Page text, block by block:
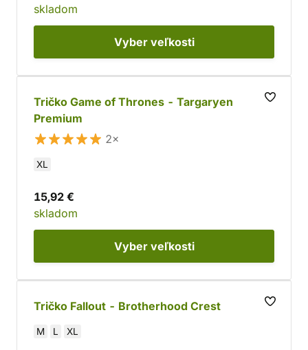
skladom
Vyber veľkosti
Tričko Game of Thrones - Targaryen
Premium
2×
XL
15,92 €
skladom
Vyber veľkosti
Tričko Fallout - Brotherhood Crest
M L XL